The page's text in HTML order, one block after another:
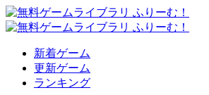
新着ゲーム
更新ゲーム
ランキング